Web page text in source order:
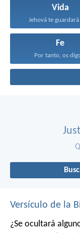
Vida
Jehová te guardará
Fe
Por tanto, os
Versículo de la
¿Se ocultará